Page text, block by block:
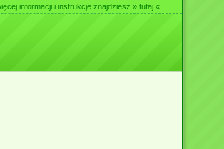
informacji i instrukcje znajdziesz » tutaj «